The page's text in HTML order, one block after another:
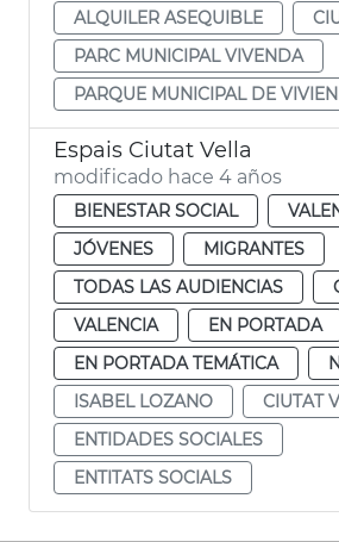
ALQUILER ASEQUIBLE
PARC MUNICIPAL VIVENDA
PARQUE MUNICIPAL DE
Espais Ciutat Vella
modificado hace 4 años
BIENESTAR SOCIAL
JÓVENES
MIGRANTES
TODAS LAS AUDIENCIAS
VALENCIA
EN PORTADA
EN PORTADA TEMÁTICA
ISABEL LOZANO
CIUTAT
ENTIDADES SOCIALES
ENTITATS SOCIALS